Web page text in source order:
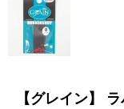
【グレイン】